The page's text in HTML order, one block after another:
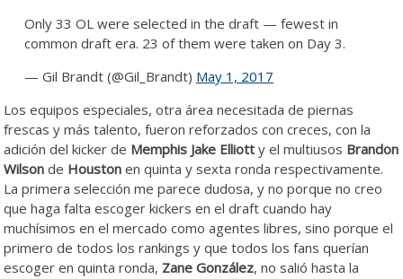
Only 33 OL were selected in the draft — fewest in
common draft era. 23 of them were taken on Day 3.
— Gil Brandt (@Gil_Brandt) May 1, 2017
Los equipos especiales, otra área necesitada de piernas
frescas y más talento, fueron reforzados con creces, con la
adición del kicker de Memphis Jake Elliott y el multiusos Brandon
Wilson de Houston en quinta y sexta ronda respectivamente.
La primera selección me parece dudosa, y no porque no creo
que haga falta escoger kickers en el draft cuando hay
muchísimos en el mercado como agentes libres, sino porque el
primero de todos los rankings y que todos los fans querían
escoger en quinta ronda, Zane González, no salió hasta la